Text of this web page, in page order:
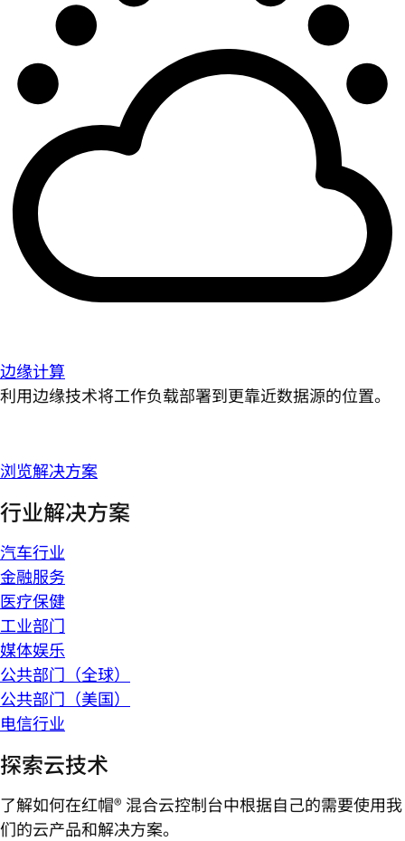
边缘计算
利用边缘技术将工作负载部署到更靠近数据源的位置。
浏览解决方案
行业解决方案
汽车行业
金融服务
医疗保健
工业部门
媒体娱乐
公共部门（全球）
公共部门（美国）
电信行业
探索云技术
了解如何在红帽® 混合云控制台中根据自己的需要使用我
们的云产品和解决方案。